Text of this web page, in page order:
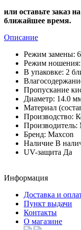
или оставьте заказ
ближайшее время.
Описание
Режим замены:
Режим ношения:
В упаковке: 2
Пропускание
Диаметр: 14.0
Материал
Производство:
Производитель:
Бренд: Maxcon
Наличие В
UV-защита Да
Информация
Доставка и
Пункт выдачи
Контакты
О магазине